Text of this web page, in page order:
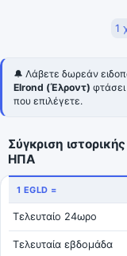
1
🔔 Λάβετε δωρεάν
Elrond (Έλροντ)
που επιλέγετε.
Σύγκριση
ΗΠΑ
1 EGLD =
Τελευταίο 24ωρο
Τελευταία εβδομάδα